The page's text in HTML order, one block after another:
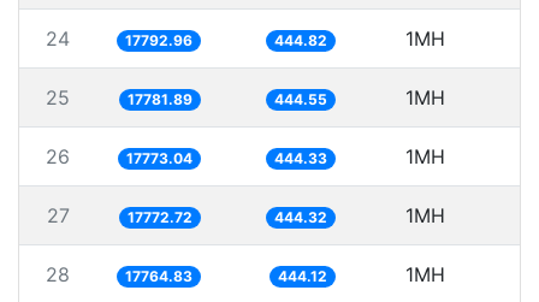
24 17792.96 444.82 1MH
25 17781.89 444.55 1MH
26 17773.04 444.33 1MH
27 17772.72 444.32 1MH
28 17764.83 444.12 1MH